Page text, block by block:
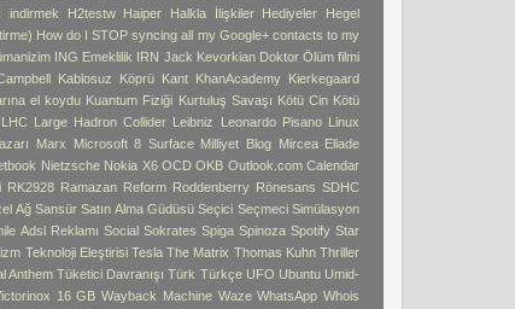
indirmek H2testw Haiper Halkla İlişkiler Hediyeler
Hegel
How do I STOP syncing all my Google+ contacts to my
ING Emeklilik IRN Jack Kevorkian Doktor Ölüm filmi
Kablosuz Köprü Kant KhanAcademy Kierkegaard
el koydu Kuantum Fiziği Kurtuluş Savaşı Kötü Cin Kötü
LHC Large Hadron Collider Leibniz Leonardo Pisano Linux
Marx Microsoft 8 Surface Milliyet Blog Mircea Eliade
Nietzsche Nokia X6 OCD OKB Outlook.com Calendar
RK2928 Ramazan Reform Roddenberry Rönesans SDHC
Ağ Sansür Satın Alma Güdüsü Seçici Seçmeci Simülasyon
Adsl Reklamı Social Sokrates Spiga Spinoza Spotify Star
Teknoloji Eleştirisi Tesla The Matrix Thomas Kuhn Thriller
Anthem Tüketici Davranışı Türk Türkçe UFO Ubuntu Umid-
16 GB Wayback Machine Waze WhatsApp Whois